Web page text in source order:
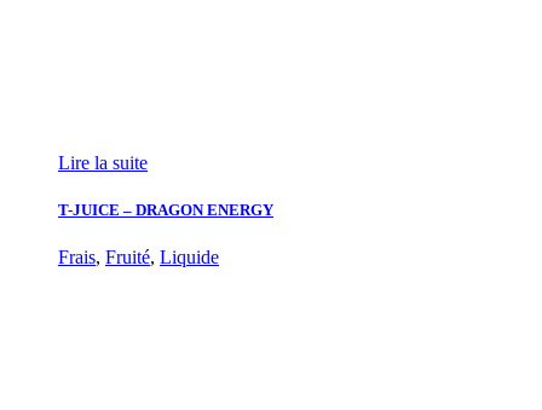
Lire la suite
T-JUICE – DRAGON ENERGY
Frais, Fruité, Liquide